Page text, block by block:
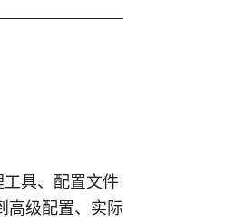
具、配置文件
高级配置、实际